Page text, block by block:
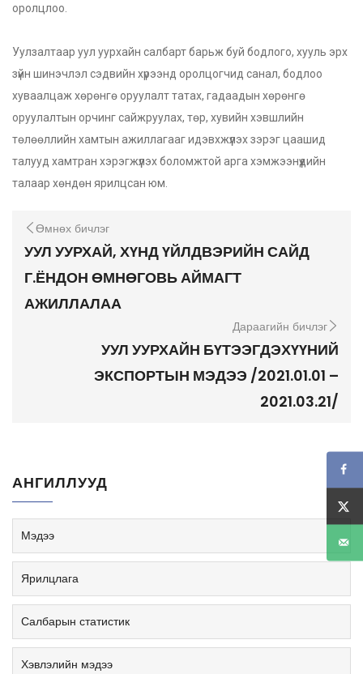
оролцлоо.
Уулзалтаар уул уурхайн салбарт барьж буй бодлого, хууль эрх
зүйн шинэчлэл сэдвийн хүрээнд оролцогчид санал, бодлоо
хуваалцаж хөрөнгө оруулалт татах, гадаадын хөрөнгө
оруулалтын орчинг сайжруулах, төр, хувийн хэвшлийн
төлөөллийн хамтын ажиллагааг идэвхжүүлэх зэрэг цаашид
талууд хамтран хэрэгжүүлэх боломжтой арга хэмжээнүүдийн
талаар хөндөн ярилцсан юм.
Өмнөх бичлэг
УУЛ УУРХАЙ, ХҮНД ҮЙЛДВЭРИЙН САЙД
Г.ЁНДОН ӨМНӨГОВЬ АЙМАГТ
АЖИЛЛАЛАА
Дараагийн бичлэг
УУЛ УУРХАЙН БҮТЭЭГДЭХҮҮНИЙ
ЭКСПОРТЫН МЭДЭЭ /2021.01.01 –
2021.03.21/
АНГИЛЛУУД
Мэдээ
Ярилцлага
Салбарын статистик
Хэвлэлийн мэдээ